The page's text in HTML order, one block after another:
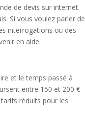
de devis sur internet.
Si vous voulez parler de
interrogations ou des
en aide.
et le temps passé à
entre 150 et 200 €
réduits pour les